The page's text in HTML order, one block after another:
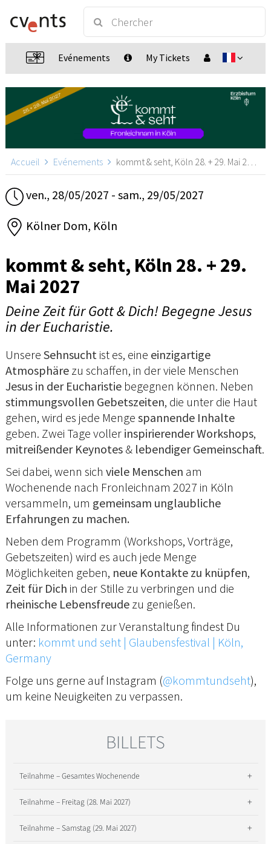
Evénements My Tickets
Accueil Evénements kommt & seht, Köln 28. + 29. Mai 2027, Köln
ven., 28/05/2027 - sam., 29/05/2027
Kölner Dom, Köln
kommt & seht, Köln 28. + 29.
Mai 2027
Deine Zeit für Gott & Dich! Begegne Jesus
in der Eucharistie.
Unsere Sehnsucht ist es, eine einzigartige
Atmosphäre zu schaffen, in der viele Menschen
Jesus in der Eucharistie begegnen können. Neben
stimmungsvollen Gebetszeiten, die unter die Haut
gehen, wird es jede Menge spannende Inhalte
geben. Zwei Tage voller inspirierender Workshops,
mitreißender Keynotes & lebendiger Gemeinschaft.
Sei dabei, wenn sich viele Menschen am
Wochenende nach Fronleichnam 2027 in Köln
versammeln, um gemeinsam unglaubliche
Erfahrungen zu machen.
Neben dem Programm (Workshops, Vorträge,
Gebetszeiten) wird es auch jede Menge
Möglichkeiten geben, neue Kontakte zu knüpfen,
Zeit für Dich in der Stille zu verbringen und die
rheinische Lebensfreude zu genießen.
Alle Informationen zur Veranstaltung findest Du
unter: kommt und seht | Glaubensfestival | Köln,
Germany
Folge uns gerne auf Instagram (@kommtundseht),
um keine Neuigkeiten zu verpassen.